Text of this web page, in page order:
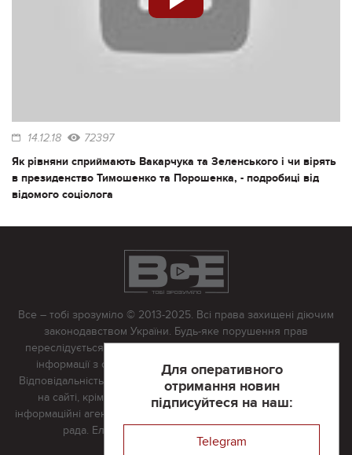
14.12.18 72397
Як рівняни сприймають Вакарчука та Зеленського і чи вірять
в президенство Тимошенко та Порошенка, - подробиці від
відомого соціолога
Для оперативного
отримання новин
підписуйтеся на наш:
Telegram
Все – тобі зрозуміло © 2013-2025. Всі права захищені діючим
законодавством України. Будь-яке порушення прав
переслідується в судовому порядку. Будь-яке відтворення
інформації з сайту тільки з письмово дозволу редакції.
Відповідальність за достовірність усіх матеріалів, розміщених
на сайті, крім матеріалів, які містять посилання на інші
інформаційні агентства або інтернет-видання, несе редакційна
рада. Електронна пошта: